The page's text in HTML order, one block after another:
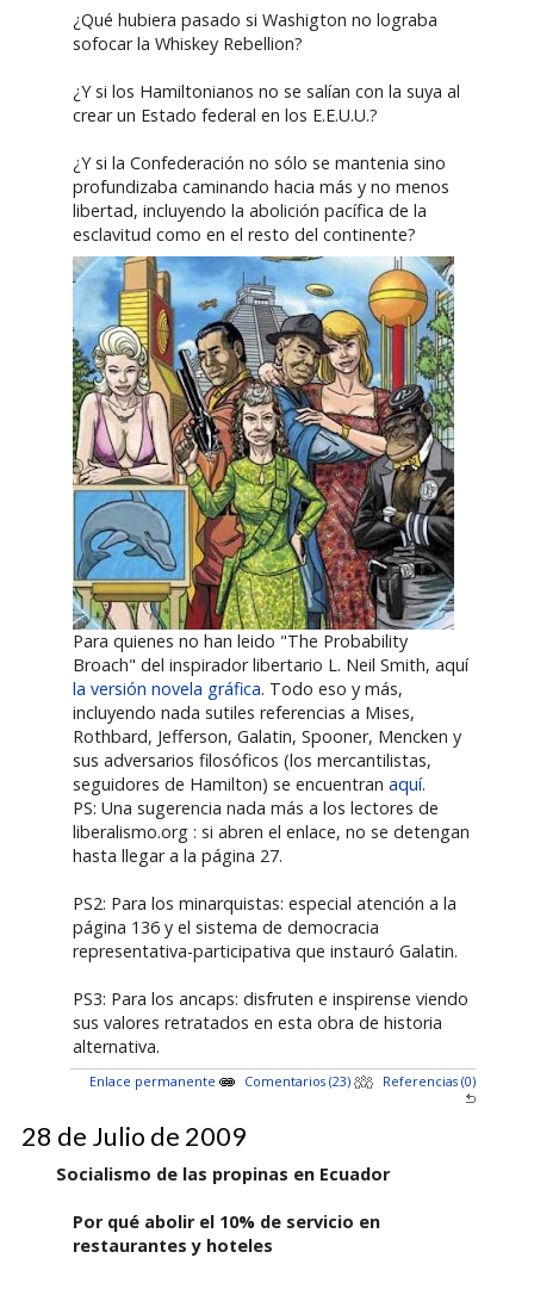
¿Qué hubiera pasado si Washigton no lograba
sofocar la Whiskey Rebellion?
¿Y si los Hamiltonianos no se salían con la suya al
crear un Estado federal en los E.E.U.U.?
¿Y si la Confederación no sólo se mantenia sino
profundizaba caminando hacia más y no menos
libertad, incluyendo la abolición pacífica de la
esclavitud como en el resto del continente?
Para quienes no han leido "The Probability
Broach" del inspirador libertario L. Neil Smith, aquí
la versión novela gráfica. Todo eso y más,
incluyendo nada sutiles referencias a Mises,
Rothbard, Jefferson, Galatin, Spooner, Mencken y
sus adversarios filosóficos (los mercantilistas,
seguidores de Hamilton) se encuentranaquí.
PS: Una sugerencia nada más a los lectores de
liberalismo.org : si abren el enlace, no se detengan
hasta llegar a la página 27.
PS2: Para los minarquistas: especial atención a la
página 136 y el sistema de democracia
representativa-participativa que instauró Galatin.
PS3: Para los ancaps: disfruten e inspirense viendo
sus valores retratados en esta obra de historia
alternativa.
Enlace permanente Comentarios (23) Referencias (0)
28 de Julio de 2009
Socialismo de las propinas en Ecuador
Por qué abolir el 10% de servicio en
restaurantes y hoteles